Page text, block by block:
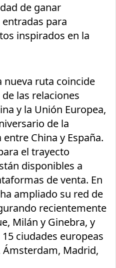
de ganar
para
inspirados en la
nueva ruta coincide
las relaciones
y la Unión Europea,
de la
China y España.
el trayecto
disponibles a
de venta. En
ampliado su red de
recientemente
Milán y Ginebra, y
ciudades europeas
Madrid,